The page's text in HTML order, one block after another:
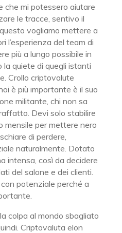
che mi potessero aiutare
le tracce, sentivo il
vogliamo mettere a
l’esperienza del team di
più a lungo possibile in
la quiete di quegli istanti
Crollo criptovalute
è più importante è il suo
militante, chi non sa
Devi solo stabilire
mensile per mettere nero
di perdere,
naturalmente. Dotato
intensa, così da decidere
del salone e dei clienti.
potenziale perché a
colpa al mondo sbagliato
Criptovaluta elon